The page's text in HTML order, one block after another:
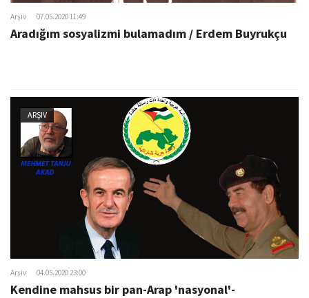
Arşiv 07.05.2020 11:49
Aradığım sosyalizmi bulamadım / Erdem Buyrukçu
ARŞIV
Arşiv 04.05.2020 23:00
Kendine mahsus bir pan-Arap 'nasyonal'-